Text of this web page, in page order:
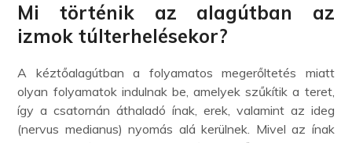
Mi történik az alagútban az
izmok túlterhelésekor?
A kéztőalagútban a folyamatos megerőltetés miatt
olyan folyamatok indulnak be, amelyek szűkítik a teret,
így a csatornán áthaladó ínak, erek, valamint az ideg
(nervus medianus) nyomás alá kerülnek. Mivel az ínak